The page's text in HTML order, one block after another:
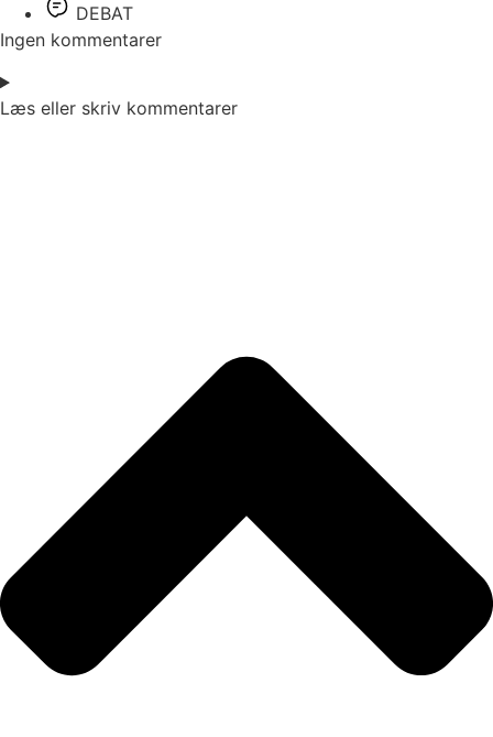
DEBAT
Ingen kommentarer
Læs eller skriv kommentarer